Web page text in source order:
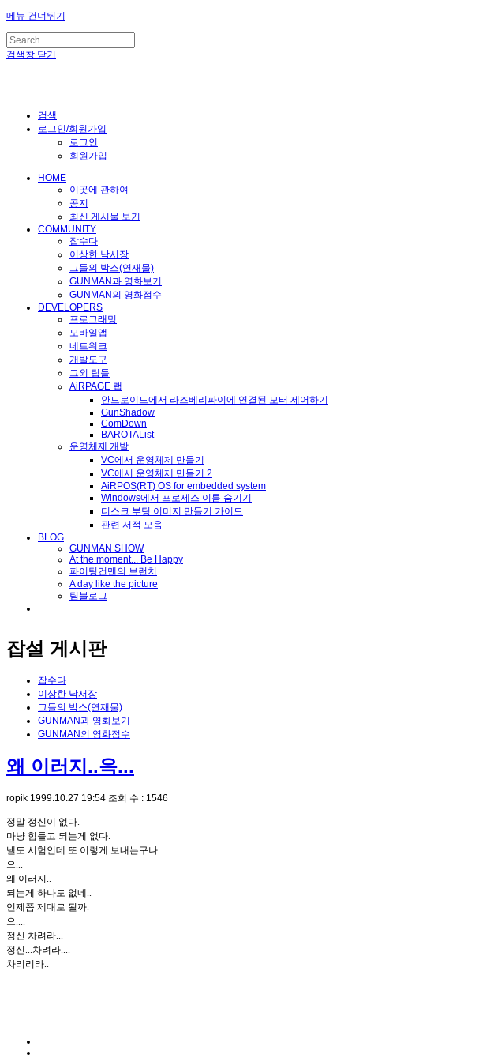
메뉴 건너뛰기
검색창 닫기
검색
로그인/회원가입
로그인
회원가입
HOME
이곳에 관하여
공지
최신 게시물 보기
COMMUNITY
잡수다
이상한 낙서장
그들의 박스(연재물)
GUNMAN과 영화보기
GUNMAN의 영화점수
DEVELOPERS
프로그래밍
모바일앱
네트워크
개발도구
그외 팁들
AiRPAGE 랩
안드로이드에서 라즈베리파이에 연결된 모터 제어하기
GunShadow
ComDown
BAROTAList
운영체제 개발
VC에서 운영체제 만들기
VC에서 운영체제 만들기 2
AiRPOS(RT) OS for embedded system
Windows에서 프로세스 이름 숨기기
디스크 부팅 이미지 만들기 가이드
관련 서적 모음
BLOG
GUNMAN SHOW
At the moment... Be Happy
파이팅건맨의 브런치
A day like the picture
팀블로그
잡설 게시판
잡수다
이상한 낙서장
그들의 박스(연재물)
GUNMAN과 영화보기
GUNMAN의 영화점수
왜 이러지..윽...
ropik 1999.10.27 19:54 조회 수 : 1546
정말 정신이 없다.
마냥 힘들고 되는게 없다.
낼도 시험인데 또 이렇게 보내는구나..
으...
왜 이러지..
되는게 하나도 없네..
언제쯤 제대로 될까.
으....
정신 차려라...
정신...차려라....
차리리라..